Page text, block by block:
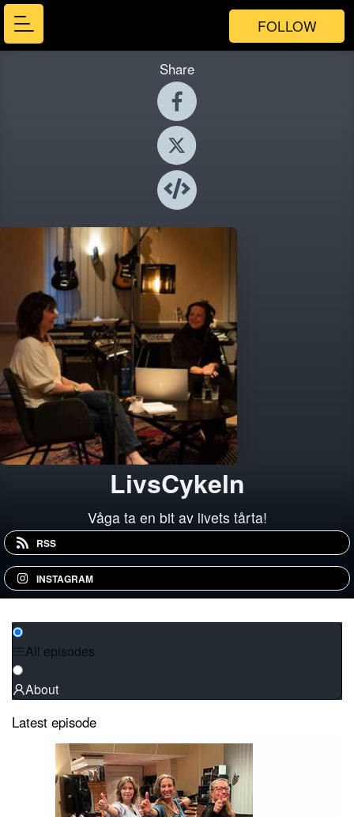
FOLLOW
Share
LivsCykeln
Våga ta en bit av livets tårta!
RSS
INSTAGRAM
All episodes
About
Latest episode